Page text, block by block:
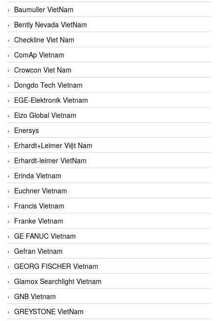
Baumuller VietNam
Bently Nevada VietNam
Checkline Viet Nam
ComAp Vietnam
Crowcon Viet Nam
Dongdo Tech Vietnam
EGE-Elektronik Vietnam
Eizo Global Vietnam
Enersys
Erhardt+Leimer Việt Nam
Erhardt-leimer VietNam
Erinda Vietnam
Euchner Vietnam
Francis Vietnam
Franke Vietnam
GE FANUC Vietnam
Gefran Vietnam
GEORG FISCHER Vietnam
Glamox Searchlight Vietnam
GNB Vietnam
GREYSTONE VietNam